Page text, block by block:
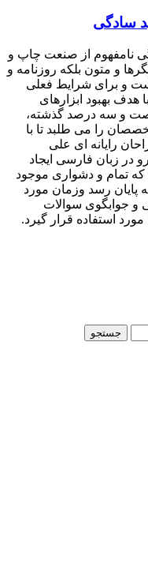
سادگی
نامفهوم از صنعت چاپ و
و متون بلکه روزنامه و
و برای شرایط فعلی
هدف بهبود ابزارهای
و سه درصد گذشته،
را می طلبد تا با
رایانه ای علی
در زبان فارسی ایجاد
تمام و دشواری موجود
پایان رسد وزمان مورد
و جوابگوی سوالات
استفاده قرار گیرد.